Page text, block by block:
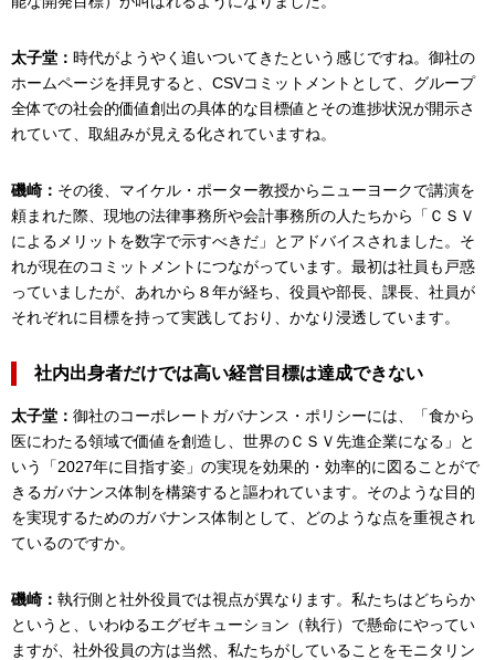
太子堂： 時代がようやく追いついてきたという感じですね。御社の
ホームページを拝見すると、CSVコミットメントとして、グループ
全体での社会的価値創出の具体的な目標値とその進捗状況が開示さ
れていて、取組みが見える化されていますね。
磯崎： その後、マイケル・ポーター教授からニューヨークで講演を
頼まれた際、現地の法律事務所や会計事務所の人たちから「ＣＳＶ
によるメリットを数字で示すべきだ」とアドバイスされました。そ
れが現在のコミットメントにつながっています。最初は社員も戸惑
っていましたが、あれから８年が経ち、役員や部長、課長、社員が
それぞれに目標を持って実践しており、かなり浸透しています。
社内出身者だけでは高い経営目標は達成できない
太子堂： 御社のコーポレートガバナンス・ポリシーには、「食から
医にわたる領域で価値を創造し、世界のＣＳＶ先進企業になる」と
いう「2027年に目指す姿」の実現を効果的・効率的に図ることがで
きるガバナンス体制を構築すると謳われています。そのような目的
を実現するためのガバナンス体制として、どのような点を重視され
ているのですか。
磯崎： 執行側と社外役員では視点が異なります。私たちはどちらか
というと、いわゆるエグゼキューション（執行）で懸命にやってい
ますが、社外役員の方は当然、私たちがしていることをモニタリン